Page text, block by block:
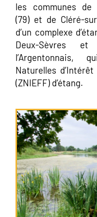
les communes de
(79) et de Cléré-
d’un complexe
Deux-Sèvres et
l’Argentonnais,
Naturelles
(ZNIEFF) d’étang.